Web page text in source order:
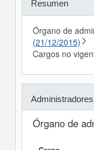
Resumen
Órgano de
(21/12/2015)
Cargos no
Órgano de